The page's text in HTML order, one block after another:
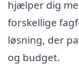
hjælper dig
forskellige
løsning, der
og budget.